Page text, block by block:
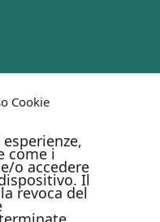
Cookie
come i
o accedere
Il
revoca del